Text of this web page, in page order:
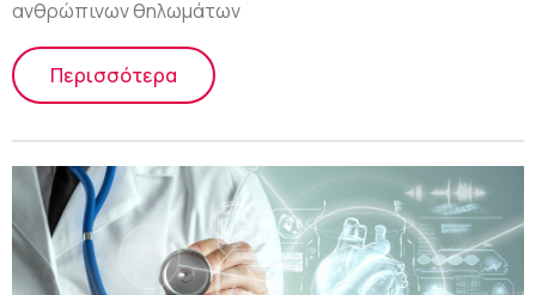
ανθρώπινων θηλωμάτων
Περισσότερα